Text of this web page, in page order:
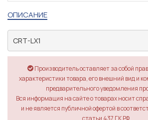
ОПИСАНИЕ
CRT-LX1
Производитель оставляет за собой
характеристики товара, его внешний вид и
предварительного уведомления
Вся информация на сайте о товарах носит
и не является публичной офертой в